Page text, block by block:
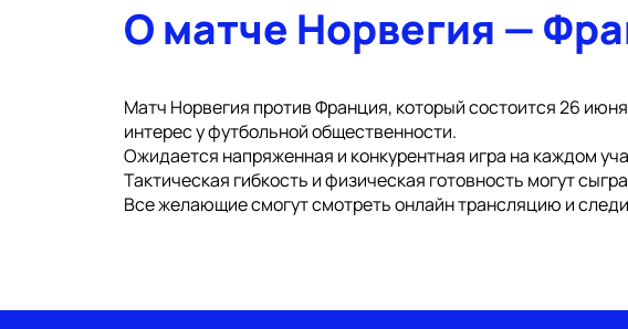
О матче Норвегия —
Матч Норвегия против Франция, который состоится 26
интерес у футбольной общественности.
Ожидается напряженная и конкурентная игра на каждом
Тактическая гибкость и физическая готовность могут
Все желающие смогут смотреть онлайн трансляцию и